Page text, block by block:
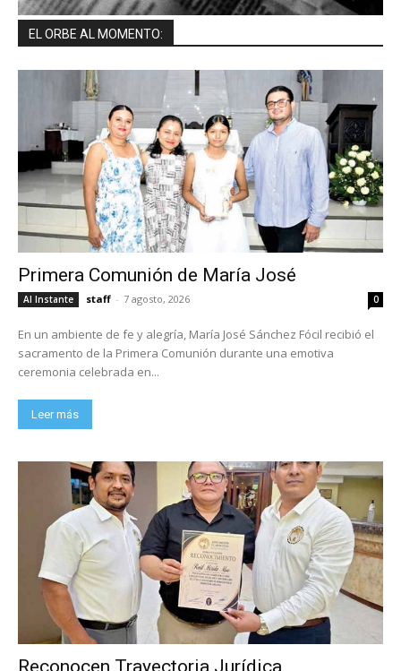
EL ORBE AL MOMENTO:
Primera Comunión de María José
Al Instante staff - 7 agosto, 2026 0
En un ambiente de fe y alegría, María José Sánchez Fócil recibió el
sacramento de la Primera Comunión durante una emotiva
ceremonia celebrada en...
Leer más